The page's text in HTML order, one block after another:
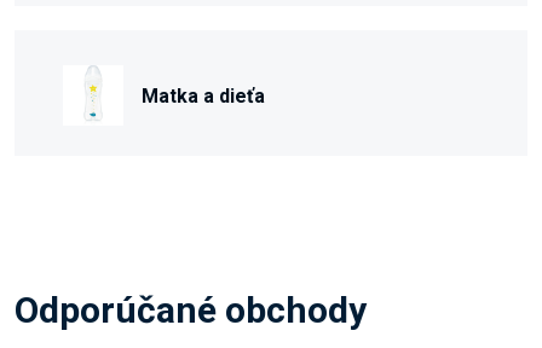
Matka a dieťa
Odporúčané obchody